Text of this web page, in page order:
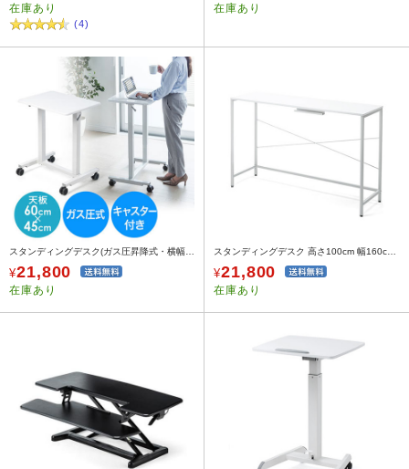
在庫あり
(4)
在庫あり
¥21,800
在庫あり
¥21,800
在庫あり